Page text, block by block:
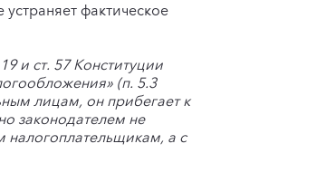
фактическое
и ст. 57 Конституции
(п. 5.3
лицам, он прибегает к
законодателем не
налогоплательщикам, а с